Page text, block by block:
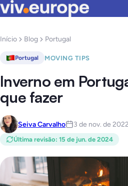
Início Blog Portugal
Portugal MOVING TIPS
Inverno em
que fazer
Seiva Carvalho 3 de nov. de 2022
Última revisão: 15 de jun. de 2024